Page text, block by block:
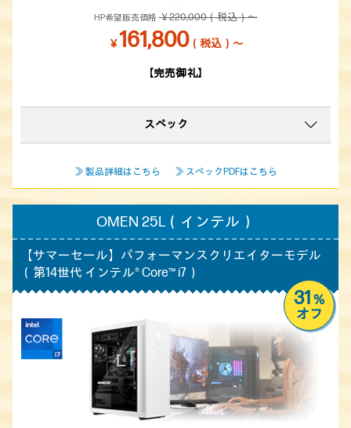
HP希望販売価格 ￥220,000（税込）～
￥161,800（税込）～
【完売御礼】
スペック
≫ 製品詳細はこちら ≫ スペックPDFはこちら
OMEN 25L（インテル）
【サマーセール】 パフォーマンスクリエイターモデル
（第14世代 インテル® Core™ i7）
31%
オフ